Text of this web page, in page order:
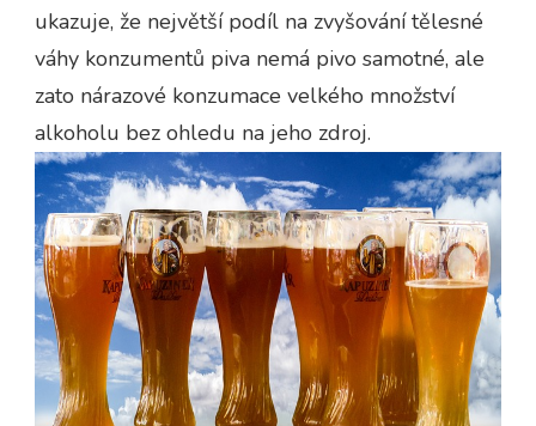
ukazuje, že největší podíl na zvyšování tělesné
váhy konzumentů piva nemá pivo samotné, ale
zato nárazové konzumace velkého množství
alkoholu bez ohledu na jeho zdroj.